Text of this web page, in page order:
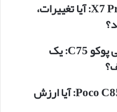
بررسی گوشی پوکو X7 Pro: آیا تغییرات،
معرفی گوشی شیائومی پوکو C75: یک
نقد و بررسی گوشی Poco C85: آیا ارزش